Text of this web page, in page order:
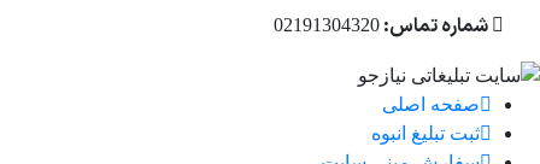
شماره تماس: 02191304320
صفحه اصلی
ثبت تبلیغ انبوه